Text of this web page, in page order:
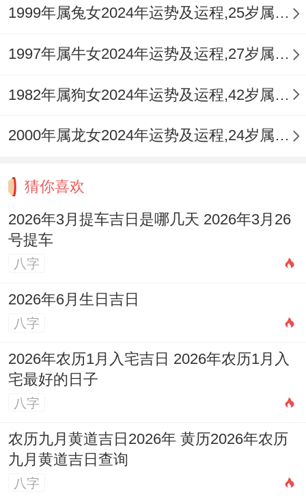
月、9月的能量转换期.以后的日子可详细调
查不一样血型属羊人的运势区别 或是寻找本
记住，运势指南的价值在于启发行动而非限
制提升~保持积极主动的心态才是驾驭全年
1999年属兔女2024年运势及运程,25岁属兔人2024全年每月运势女性如何
1997年属牛女2024年运势及运程,27岁属牛人2024全年每月运势女性如何
1982年属狗女2024年运势及运程,42岁属狗人2024全年每月运势女性如何
2000年属龙女2024年运势及运程,24岁属龙人2024全年每月运势女性如何
猜你喜欢
2026年3月提车吉日是哪几天 2026年3月26
号提车
八字
2026年6月生日吉日
八字
2026年农历1月入宅吉日 2026年农历1月入
宅最好的日子
八字
农历九月黄道吉日2026年 黄历2026年农历
九月黄道吉日查询
八字